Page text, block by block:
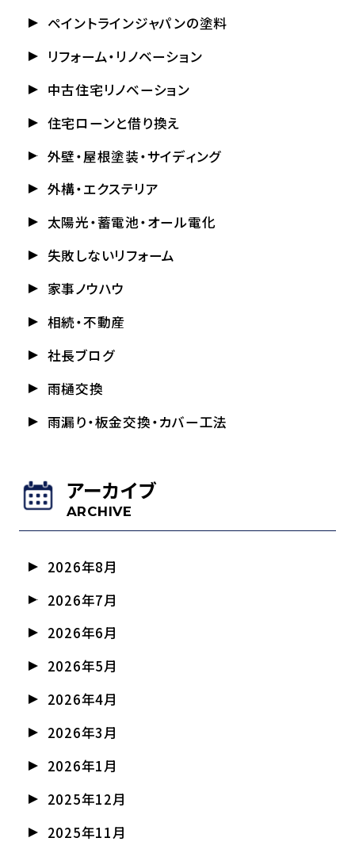
ペイントラインジャパンの塗料
リフォーム・リノベーション
中古住宅リノベーション
住宅ローンと借り換え
外壁・屋根塗装・サイディング
外構・エクステリア
太陽光・蓄電池・オール電化
失敗しないリフォーム
家事ノウハウ
相続・不動産
社長ブログ
雨樋交換
雨漏り・板金交換・カバー工法
アーカイブ
ARCHIVE
2026年8月
2026年7月
2026年6月
2026年5月
2026年4月
2026年3月
2026年1月
2025年12月
2025年11月